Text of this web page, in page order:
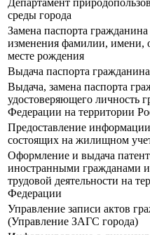
Департамент
среды города
Замена паспорта
изменения фамилии, имени,
месте рождения
Выдача паспорта
Выдача, замена паспорта
удостоверяющего личность
Федерации на территории
Предоставление
состоящих на жилищном
Оформление и выдача
иностранными гражданами
трудовой деятельности на
Федерации
Управление записи актов
(Управление ЗАГС города)